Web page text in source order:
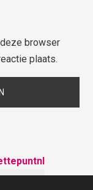
browser
plaats.